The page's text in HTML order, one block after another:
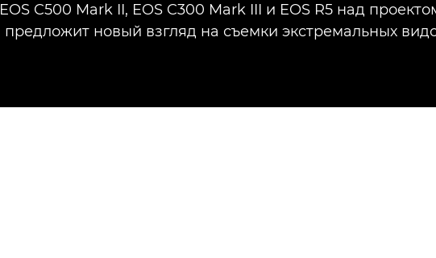
EOS C500 Mark II, EOS C300 Mark III и EOS R5 над
предложит новый взгляд на съемки экстремальных